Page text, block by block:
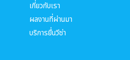
เกี่ยวกับเรา
ผลงานที่ผ่านมา
บริการยื่นวีซ่า